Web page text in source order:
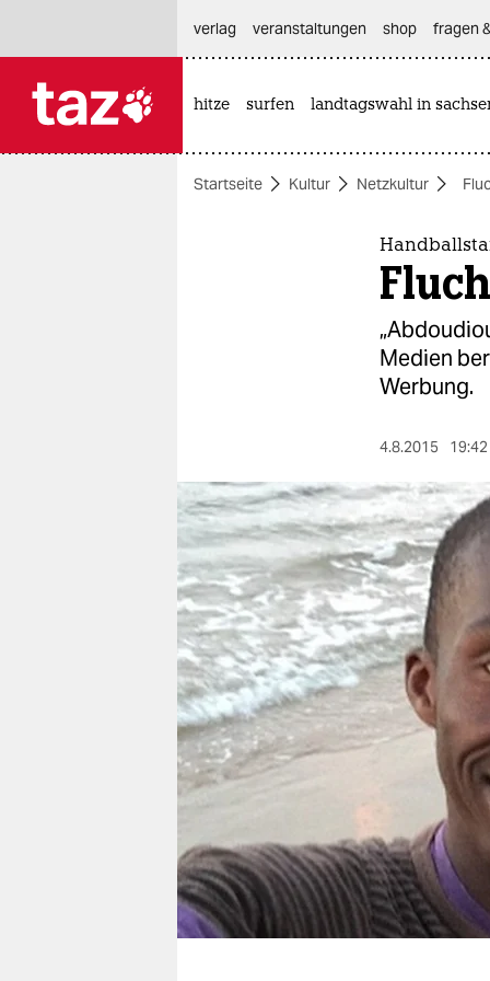
themen
berlin
nord
wahrheit
verlag
verlag
veranstaltungen
shop
fragen & hilfe
unterstützen
abo
genossenschaft
verlag
veranstaltungen shop fragen
hitze surfen landtagswahl in
Startseite Kultur Netzkultur
Medien
Werbung.
4.8.2015